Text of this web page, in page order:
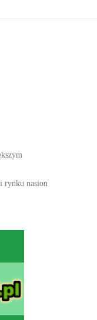
rynku nasion